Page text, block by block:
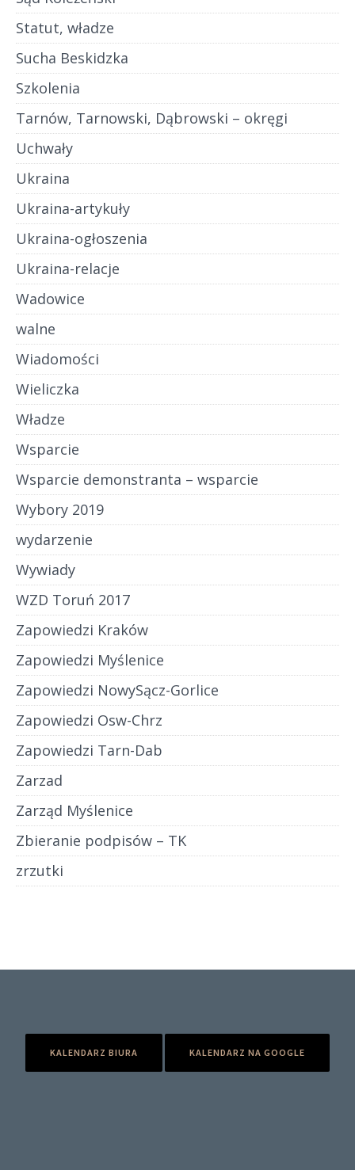
Statut, władze
Sucha Beskidzka
Szkolenia
Tarnów, Tarnowski, Dąbrowski – okręgi
Uchwały
Ukraina
Ukraina-artykuły
Ukraina-ogłoszenia
Ukraina-relacje
Wadowice
walne
Wiadomości
Wieliczka
Władze
Wsparcie
Wsparcie demonstranta – wsparcie
Wybory 2019
wydarzenie
Wywiady
WZD Toruń 2017
Zapowiedzi Kraków
Zapowiedzi Myślenice
Zapowiedzi NowySącz-Gorlice
Zapowiedzi Osw-Chrz
Zapowiedzi Tarn-Dab
Zarzad
Zarząd Myślenice
Zbieranie podpisów – TK
zrzutki
KALENDARZ BIURA KALENDARZ NA GOOGLE